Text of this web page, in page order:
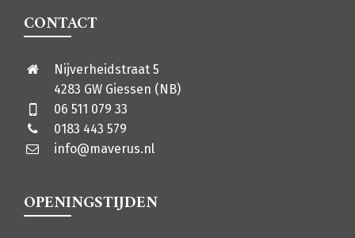
CONTACT
Nijverheidstraat 5
4283 GW Giessen (NB)
06 511 079 33
0183 443 579
info@maverus.nl
OPENINGSTIJDEN